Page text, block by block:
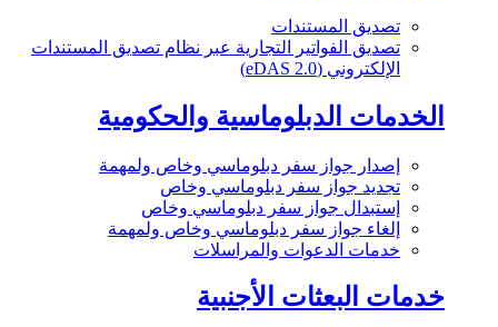
تصديق المستندات
تصديق الفواتير التجارية عبر نظام تصديق المستندات
الإلكتروني (eDAS 2.0)
الخدمات الدبلوماسية والحكومية
إصدار جواز سفر دبلوماسي وخاص ولمهمة
تجديد جواز سفر دبلوماسي وخاص
إستبدال جواز سفر دبلوماسي وخاص
إلغاء جواز سفر دبلوماسي وخاص ولمهمة
خدمات الدعوات والمراسلات
خدمات البعثات الأجنبية